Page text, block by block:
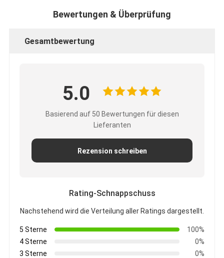
Bewertungen & Überprüfung
Gesamtbewertung
5.0
Basierend auf 50 Bewertungen für diesen
Lieferanten
Rezension schreiben
Rating-Schnappschuss
Nachstehend wird die Verteilung aller Ratings dargestellt.
5 Sterne
100%
4 Sterne
0%
3 Sterne
0%